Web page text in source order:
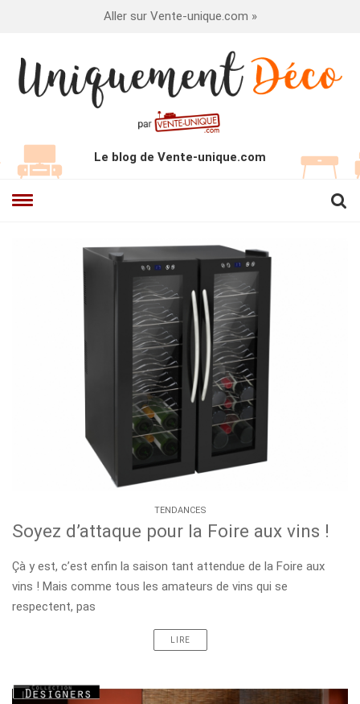
Aller sur Vente-unique.com »
Le blog de Vente-unique.com
TENDANCES
Soyez d’attaque pour la Foire aux vins !
Çà y est, c’est enfin la saison tant attendue de la Foire aux
vins ! Mais comme tous les amateurs de vins qui se
respectent, pas
LIRE